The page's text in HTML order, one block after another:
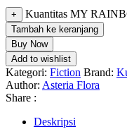
+ Kuantitas MY
Tambah ke keranjang
Buy Now
Add to wishlist
Kategori: Fiction Brand:
Author: Asteria Flora
Share :
Deskripsi